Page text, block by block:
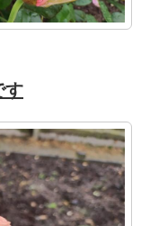
す